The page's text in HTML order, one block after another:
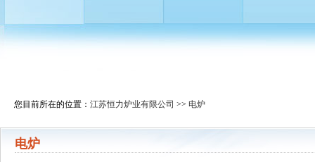
您目前所在的位置： 江苏恒力炉业有限公司 >> 电炉
电炉